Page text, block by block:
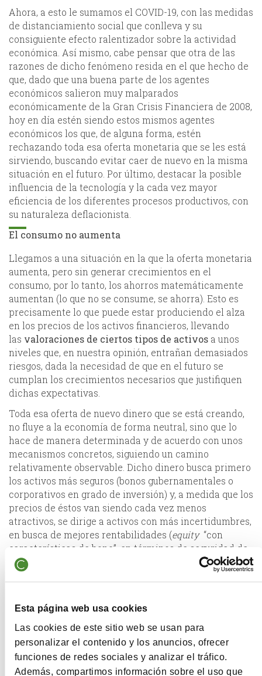
Esta página web usa cookies
Las cookies de este sitio web se usan para
personalizar el contenido y los anuncios, ofrecer
funciones de redes sociales y analizar el tráfico.
Además, compartimos información sobre el uso que
Ahora, a esto le sumamos el COVID-19, con las medidas
de distanciamiento social que conlleva y su
consiguiente efecto ralentizador sobre la actividad
económica. Así mismo, cabe pensar que otra de las
razones de dicho fenómeno resida en el que hecho de
que, dado que una buena parte de los agentes
económicos salieron muy malparados
económicamente de la Gran Crisis Financiera de 2008,
hoy en día estén siendo estos mismos agentes
económicos los que, de alguna forma, estén
rechazando toda esa oferta monetaria que se les está
sirviendo, buscando evitar caer de nuevo en la misma
situación en el futuro. Por último, destacar la posible
influencia de la tecnología y la cada vez mayor
eficiencia de los diferentes procesos productivos, con
su naturaleza deflacionista.
El consumo no aumenta
Llegamos a una situación en la que la oferta monetaria
aumenta, pero sin generar crecimientos en el
consumo, por lo tanto, los ahorros matemáticamente
aumentan (lo que no se consume, se ahorra). Esto es
precisamente lo que puede estar produciendo el alza
en los precios de los activos financieros, llevando
las valoraciones de ciertos tipos de activos a unos
niveles que, en nuestra opinión, entrañan demasiados
riesgos, dada la necesidad de que en el futuro se
cumplan los crecimientos necesarios que justifiquen
dichas expectativas.
Toda esa oferta de nuevo dinero que se está creando,
no fluye a la economía de forma neutral, sino que lo
hace de manera determinada y de acuerdo con unos
mecanismos concretos, siguiendo un camino
relativamente observable. Dicho dinero busca primero
los activos más seguros (bonos gubernamentales o
corporativos en grado de inversión) y, a medida que los
precios de éstos van siendo cada vez menos
atractivos, se dirige a activos con más incertidumbres,
en busca de mejores rentabilidades (equity “con
características de bono”, en términos de seguridad de
flujos y cupones/dividendos, como pueden ser las
utilities
crecimiento de sus flujos grande y estable en el futuro,
aunque en lugar de repartir dividendo aspiren a
reinvertirlo en su propio negocio a mejores tasas de
retorno). De nuevo, a medida que estos activos tienden
a encarecerse (y por ejemplo suyielden términos de
dividendo se reduce), el inversor volverá a buscar